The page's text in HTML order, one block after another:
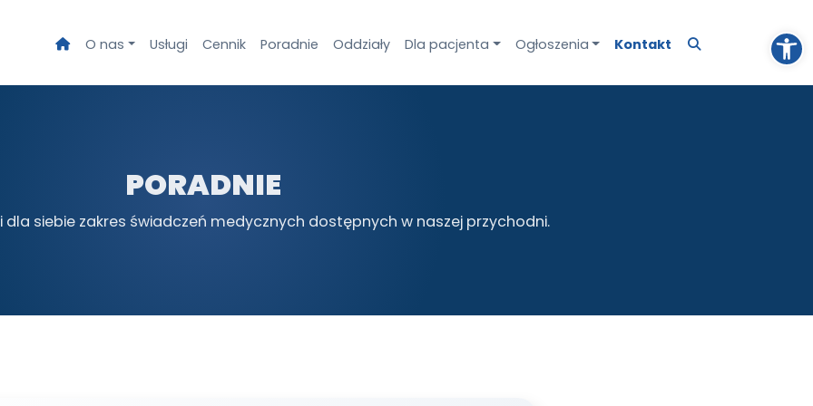
O nas Usługi Cennik Poradnie Oddziały Dla pacjenta Ogłoszenia Kontakt
PORADNIE
dla siebie zakres świadczeń medycznych dostępnych w naszej przychodni.